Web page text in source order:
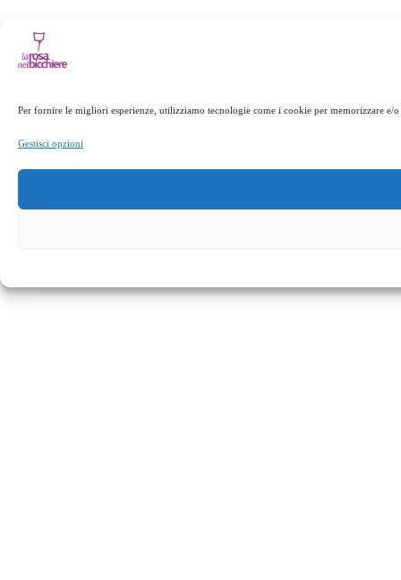
Per fornire le migliori esperienze, utilizziamo tecnologie come i cookie per memorizzare
Gestisci opzioni